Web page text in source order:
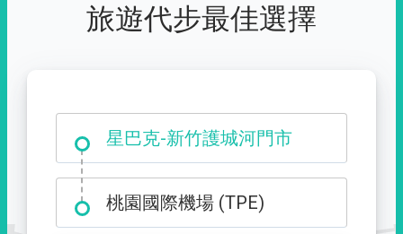
旅遊代步最佳選擇
星巴克-新竹護城河門市
大霸尖山登山口
桃園國際機場 (TPE)